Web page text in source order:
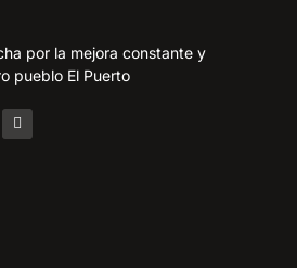
por la mejora constante y
pueblo El Puerto